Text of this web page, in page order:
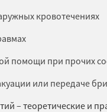
кровотечениях
помощи при прочих
или передаче
– теоретические и